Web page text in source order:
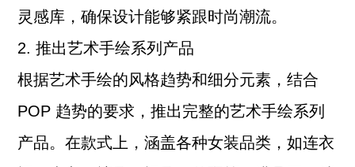
灵感库，确保设计能够紧跟时尚潮流。
2. 推出艺术手绘系列产品
根据艺术手绘的风格趋势和细分元素，结合
POP 趋势的要求，推出完整的艺术手绘系列
产品。在款式上，涵盖各种女装品类，如连衣